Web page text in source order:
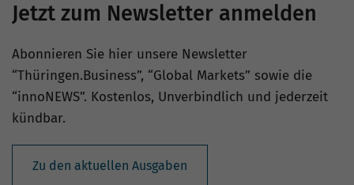
Jetzt zum Newsletter anmelden
Abonnieren Sie hier unsere Newsletter
“Thüringen.Business”, “Global Markets” sowie die
“innoNEWS”. Kostenlos, Unverbindlich und jederzeit
kündbar.
Zu den aktuellen Ausgaben